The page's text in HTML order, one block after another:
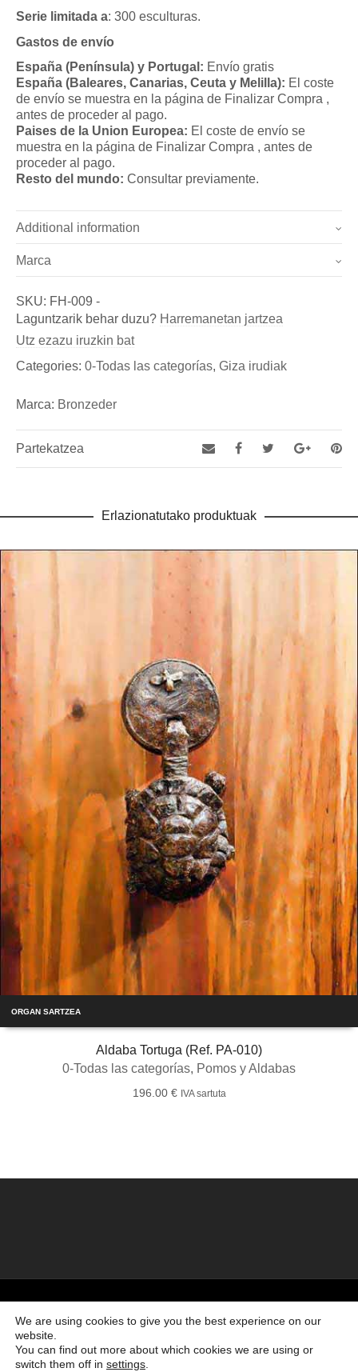
Serie limitada a: 300 esculturas.
Gastos de envío
España (Península) y Portugal: Envío gratis
España (Baleares, Canarias, Ceuta y Melilla): El coste
de envío se muestra en la página de Finalizar Compra ,
antes de proceder al pago.
Paises de la Union Europea: El coste de envío se
muestra en la página de Finalizar Compra , antes de
proceder al pago.
Resto del mundo: Consultar previamente.
Additional information
Pesoa
Dimentsioak
Marca
Marca
Bronzeder
Fundicion de Figuras de bronce y esculturas, así como
SKU: FH-009 -
Laguntzarik behar duzu? Harremanetan jartzea
Utz ezazu iruzkin bat
Categories: 0-Todas las categorías, Giza irudiak
Marca: Bronzeder
Partekatzea
Erlazionatutako produktuak
ORGAN SARTZEA
Aldaba Tortuga (Ref. PA-010)
0-Todas las categorías, Pomos y Aldabas
196.00 € IVA sartuta
©2026 Creado porBronzederusandoWordPress. |webs amigas
We are using cookies to give you the best experience on our
website.
You can find out more about which cookies we are using or
switch them off in settings